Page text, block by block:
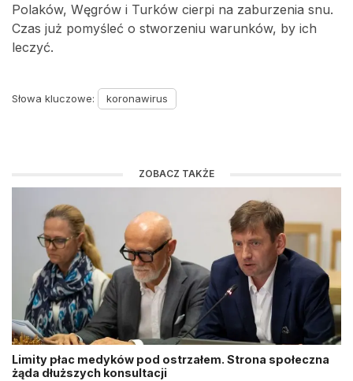
Polaków, Węgrów i Turków cierpi na zaburzenia snu.
Czas już pomyśleć o stworzeniu warunków, by ich
leczyć.
Słowa kluczowe: koronawirus
ZOBACZ TAKŻE
Limity płac medyków pod ostrzałem. Strona społeczna
żąda dłuższych konsultacji